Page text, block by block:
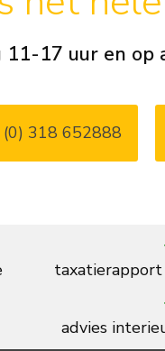
17 uur en op
318 652888
taxatierapport
advies